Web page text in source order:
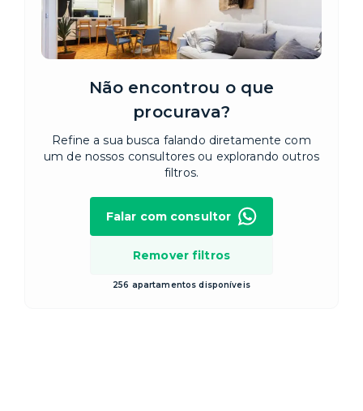
Não encontrou o que
procurava?
Refine a sua busca falando diretamente com
um de nossos consultores ou explorando outros
filtros.
Remover filtros
256 apartamentos disponíveis
Falar com consultor